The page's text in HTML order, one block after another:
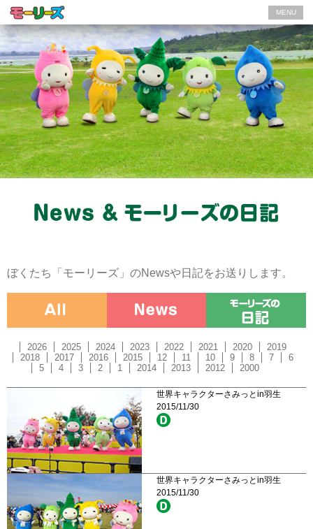
MENU
ぼくたち「モーリーズ」のNewsや日記をお送りします。
2026 2025 2024 2023 2022 2021 2020
2019
2018
2017 2016 2015 12 11 10 9 8 7
6
5
4 3 2 1 2014 2013 2012 2000
世界キャラクターさみっとin羽生
2015/11/30
世界キャラクターさみっとin羽生
2015/11/30